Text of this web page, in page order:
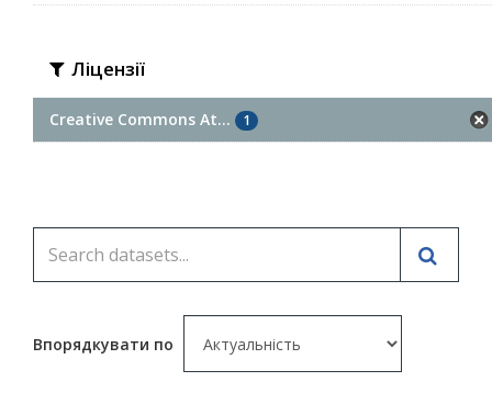
Ліцензії
Creative Commons At... 1
Впорядкувати по